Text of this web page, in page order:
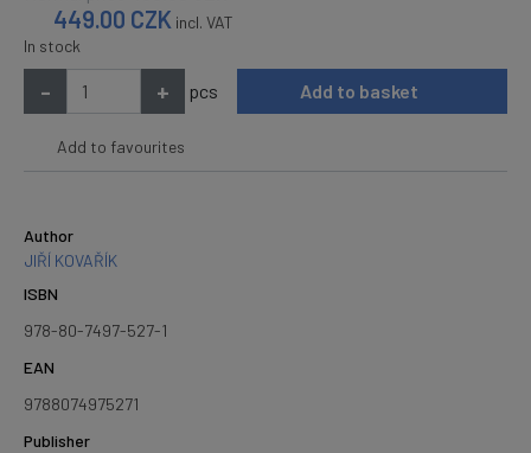
449.00 CZK incl. VAT
In stock
- + pcs Add to basket
Add to favourites
Author
JIŘÍ KOVAŘÍK
ISBN
978-80-7497-527-1
EAN
9788074975271
Publisher